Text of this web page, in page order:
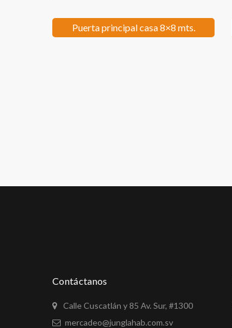
Puerta principal casa 8×8 mts.
Contáctanos
Calle Cuscatlán y 85 Av. Sur, #1300
mercadeo@junglahab.com.sv